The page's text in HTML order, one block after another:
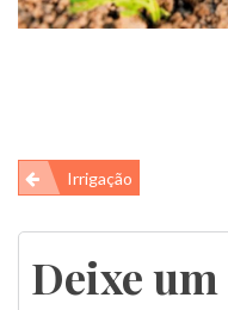
Navegação
de
Post
Irrigação
Deixe